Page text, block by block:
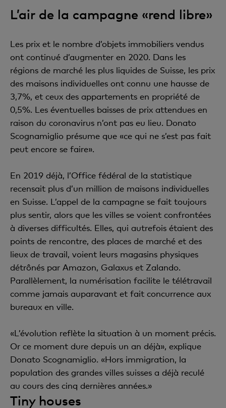
L’air de la campagne «rend libre»
Les prix et le nombre d’objets immobiliers vendus
ont continué d’augmenter en 2020. Dans les
régions de marché les plus liquides de Suisse, les prix
des maisons individuelles ont connu une hausse de
3,7%, et ceux des appartements en propriété de
0,5%. Les éventuelles baisses de prix attendues en
raison du coronavirus n’ont pas eu lieu. Donato
Scognamiglio présume que «ce qui ne s’est pas fait
peut encore se faire».
En 2019 déjà, l’Office fédéral de la statistique
recensait plus d’un million de maisons individuelles
en Suisse. L’appel de la campagne se fait toujours
plus sentir, alors que les villes se voient confrontées
à diverses difficultés. Elles, qui autrefois étaient des
points de rencontre, des places de marché et des
lieux de travail, voient leurs magasins physiques
détrônés par Amazon, Galaxus et Zalando.
Parallèlement, la numérisation facilite le télétravail
comme jamais auparavant et fait concurrence aux
bureaux en ville.
«L’évolution reflète la situation à un moment précis.
Or ce moment dure depuis un an déjà», explique
Donato Scognamiglio. «Hors immigration, la
population des grandes villes suisses a déjà reculé
au cours des cinq dernières années.»
Tiny houses